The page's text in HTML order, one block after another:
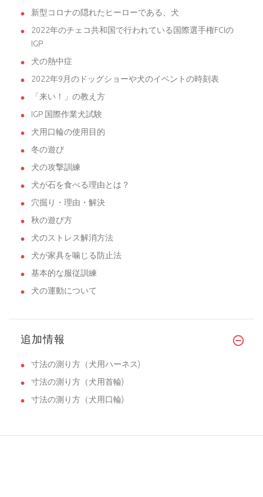
新型コロナの隠れたヒーローである、犬
2022年のチェコ共和国で行われている国際選手権FCIの
IGP
犬の熱中症
2022年9月のドッグショーや犬のイベントの時刻表
「来い！」の教え方
IGP 国際作業犬試験
犬用口輪の使用目的
冬の遊び
犬の攻撃訓練
犬が石を食べる理由とは？
穴掘り・理由・解決
秋の遊び方
犬のストレス解消方法
犬が家具を噛じる防止法
基本的な服従訓練
犬の運動について
追加情報
寸法の測り方（犬用ハーネス)
寸法の測り方（犬用首輪)
寸法の測り方（犬用口輪)